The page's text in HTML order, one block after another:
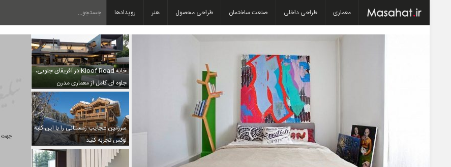
معماری طراحی داخلی صنعت ساختمان طراحی محصول هنر رویدادها
خانه Kloof Road در آفریقای جنوبی،
جلوه ای کامل از معماری مدرن
سرزمین عجایب زمستانی را با این کلبه
لوکس تجربه کنید